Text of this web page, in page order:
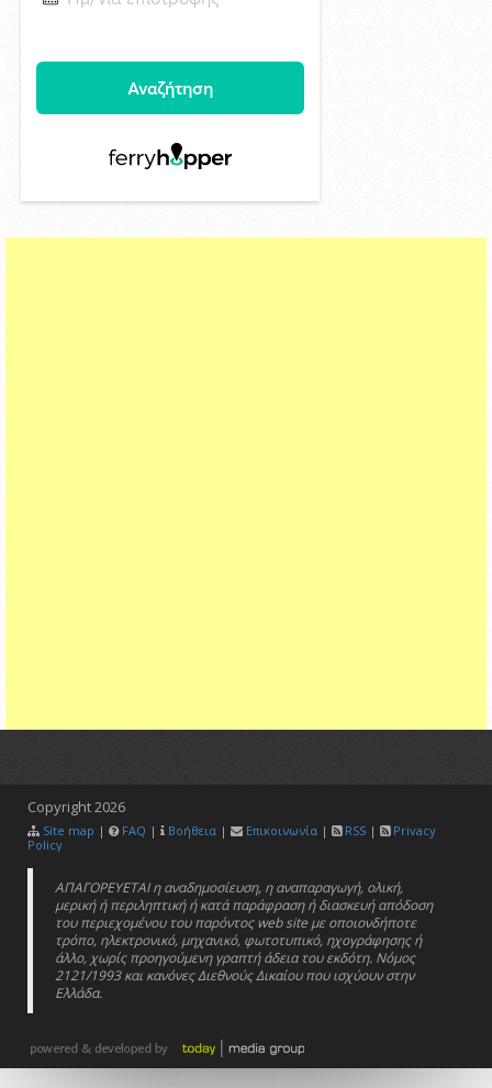
Copyright2026
Site map | FAQ | Βοήθεια | Επικοινωνία | RSS |
Privacy
Policy
ΑΠΑΓΟΡΕΥΕΤΑΙ η αναδημοσίευση, η αναπαραγωγή, ολική,
μερική ή περιληπτική ή κατά παράφραση ή διασκευή απόδοση
του περιεχομένου του παρόντος web site με οποιονδήποτε
τρόπο, ηλεκτρονικό, μηχανικό, φωτοτυπικό, ηχογράφησης ή
άλλο, χωρίς προηγούμενη γραπτή άδεια του εκδότη. Νόμος
2121/1993 και κανόνες Διεθνούς Δικαίου που ισχύουν στην
Ελλάδα.